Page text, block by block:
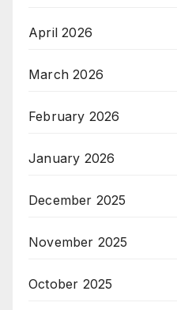
April 2026
March 2026
February 2026
January 2026
December 2025
November 2025
October 2025